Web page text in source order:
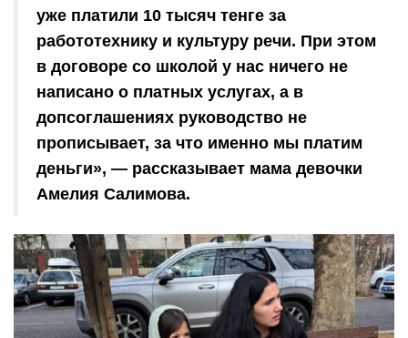
уже платили 10 тысяч тенге за
работотехнику и культуру речи. При этом
в договоре со школой у нас ничего не
написано о платных услугах, а в
допсоглашениях руководство не
прописывает, за что именно мы платим
деньги», — рассказывает мама девочки
Амелия Салимова.